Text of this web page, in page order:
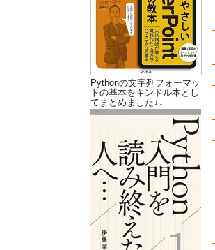
Pythonの文字列フォーマッ
トの基本をキンドル本とし
てまとめました↓↓